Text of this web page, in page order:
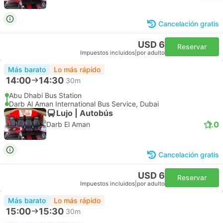
Cancelación gratis
USD 6
Impuestos incluidos por adulto
Reservar
Más barato Lo más rápido
14:00 14:30 30m
Abu Dhabi Bus Station
Darb Al Aman International Bus Service, Dubai
Lujo | Autobús
Darb El Aman 1.0
Cancelación gratis
USD 6
Impuestos incluidos por adulto
Reservar
Más barato Lo más rápido
15:00 15:30 30m